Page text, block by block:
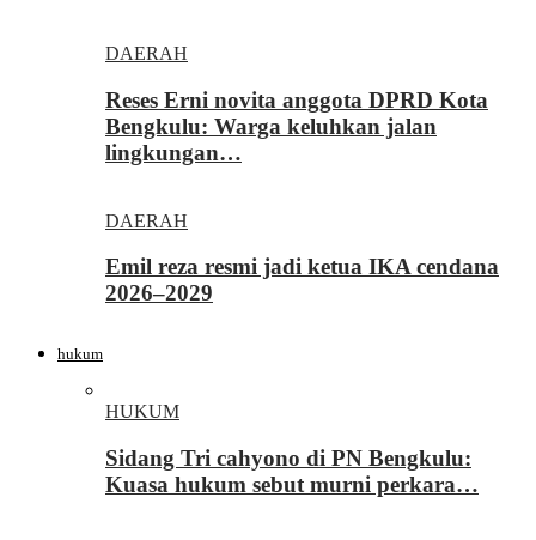
DAERAH
Reses Erni novita anggota DPRD Kota
Bengkulu: Warga keluhkan jalan
lingkungan…
DAERAH
Emil reza resmi jadi ketua IKA cendana
2026–2029
hukum
HUKUM
Sidang Tri cahyono di PN Bengkulu:
Kuasa hukum sebut murni perkara…